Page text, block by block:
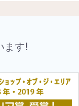
ます!